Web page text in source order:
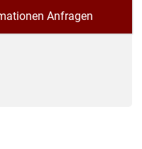
Anfragen